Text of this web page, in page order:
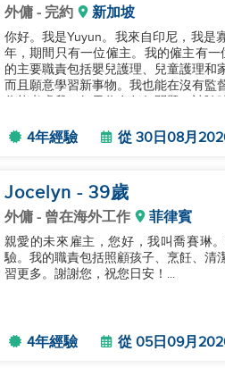
外傭 - 完約 新加坡
你好。我是Yuyun。我來自印尼，我是
年，期間只有一位僱主。我的僱主有
的主要職責包括嬰兒護理、兒童護理和
而且願意學習新事物。我也能在沒有監
4年經驗 從 30日08月
Jocelyn - 39歲
外傭 - 曾在海外工作 菲律賓
親愛的未來雇主，您好，我叫喬賽琳
驗。我的職責包括照顧孩子、烹飪、清
習更多。謝謝您，祝您日安！...
4年經驗 從 05日09月